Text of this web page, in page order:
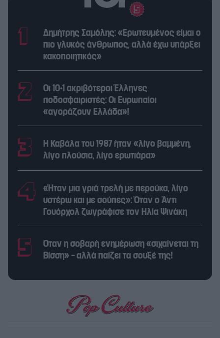
Δημήτρης Σαμόλης: «Ερωτευμένος είμαι ο
πιο γλυκός άνθρωπος, αλλά έχω υπάρξει
κακοποιητικός»
Οι 10+1 ακριβότεροι Έλληνες
ποδοσφαιριστές: Οι Ευρωπαίοι
«αγοράζουν Ελλάδα»!
Η Καβάλα του 1987 ήταν «λίγο βαμμένη,
λίγο πλούσια, λίγο ερωτιάρα»
«Ήταν μια γριά τρελή με περούκα, λίγο
υστέρω και με σούπες»: Όταν ο Άντι
Γουόρχολ ζωγράφισε τον Ηλία Ψινάκη
Όταν η σοβαρή ενημέρωση «σιχαίνεται τη
Βίσση» – αλλά παίζει τα σουξέ της!